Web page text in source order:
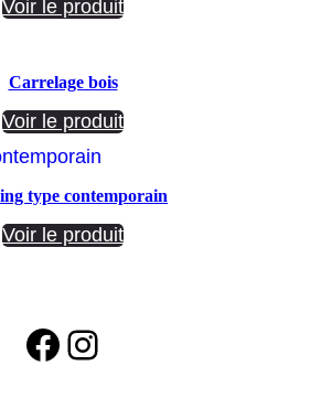
Voir le produit
Carrelage bois
Voir le produit
type contemporain
Voir le produit
Facebook
Instagram